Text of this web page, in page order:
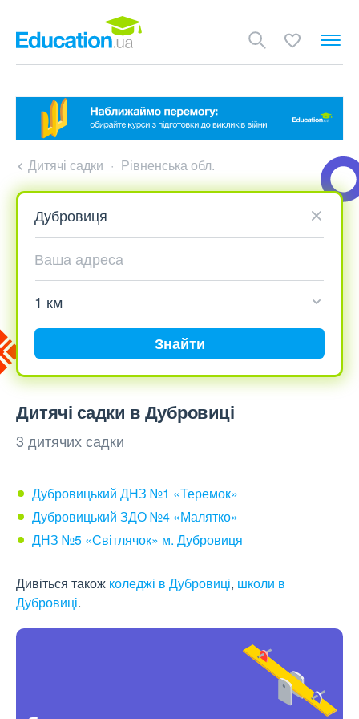
Дитячі садки Рівненська обл.
Знайти
Дитячі садки в Дубровиці
3 дитячих садки
Дубровицький ДНЗ №1 «Теремок»
Дубровицький ЗДО №4 «Малятко»
ДНЗ №5 «Світлячок» м. Дубровиця
Дивіться також коледжі в Дубровиці, школи в
Дубровиці.